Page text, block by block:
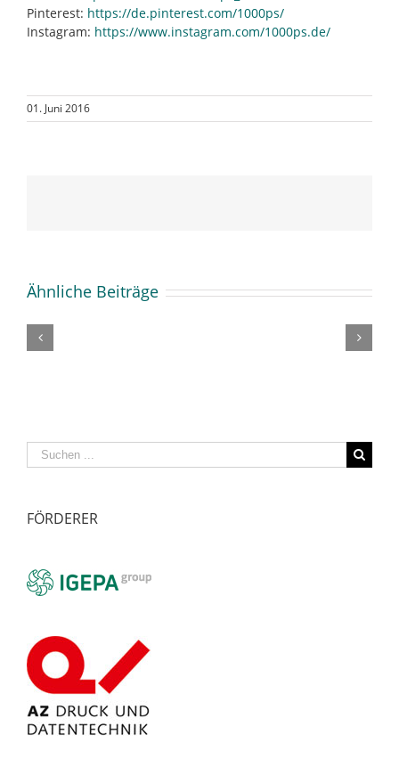
Pinterest: https://de.pinterest.com/1000ps/
Instagram: https://www.instagram.com/1000ps.de/
01. Juni 2016
Ähnliche Beiträge
Suche
nach:
FÖRDERER